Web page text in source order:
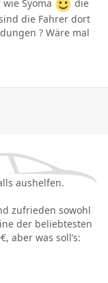
Syoma
die
die Fahrer dort
? Wäre mal
aushelfen.
zufrieden sowohl
der beliebtesten
aber was soll’s: